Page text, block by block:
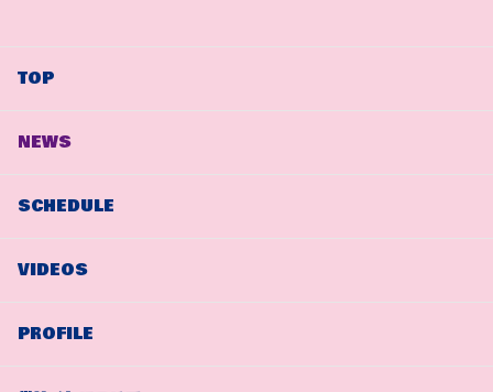
TOP
NEWS
SCHEDULE
VIDEOS
PROFILE